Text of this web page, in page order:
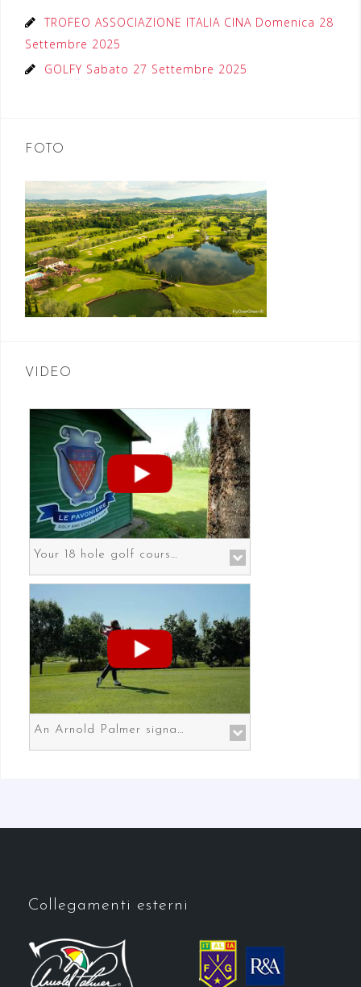
TROFEO ASSOCIAZIONE ITALIA CINA Domenica 28
Settembre 2025
GOLFY Sabato 27 Settembre 2025
FOTO
VIDEO
Your 18 hole golf course in Prato the gateway to Florence
An Arnold Palmer signature course in Prato the gateway to Florence
Collegamenti esterni